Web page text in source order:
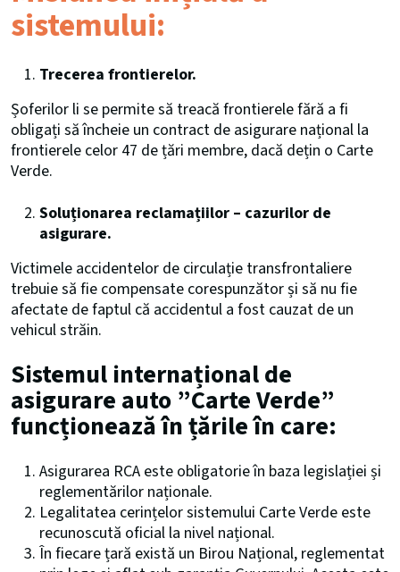
sistemului:
Trecerea frontierelor.
Șoferilor li se permite să treacă frontierele fără a fi
obligați să încheie un contract de asigurare național la
frontierele celor 47 de țări membre, dacă dețin o Carte
Verde.
Soluționarea reclamațiilor – cazurilor de
asigurare.
Victimele accidentelor de circulație transfrontaliere
trebuie să fie compensate corespunzător și să nu fie
afectate de faptul că accidentul a fost cauzat de un
vehicul străin.
Sistemul internațional de
asigurare auto ”Carte Verde”
funcționează în țările în care:
Asigurarea RCA este obligatorie în baza legislației și
reglementărilor naționale.
Legalitatea cerințelor sistemului Carte Verde este
recunoscută oficial la nivel național.
În fiecare țară există un Birou Național, reglementat